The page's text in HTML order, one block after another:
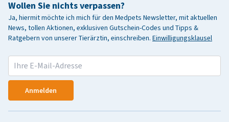
Wollen Sie nichts verpassen?
Ja, hiermit möchte ich mich für den Medpets Newsletter, mit aktuellen
News, tollen Aktionen, exklusiven Gutschein-Codes und Tipps &
Ratgebern von unserer Tierärztin, einschreiben. Einwilligungsklausel
Anmelden